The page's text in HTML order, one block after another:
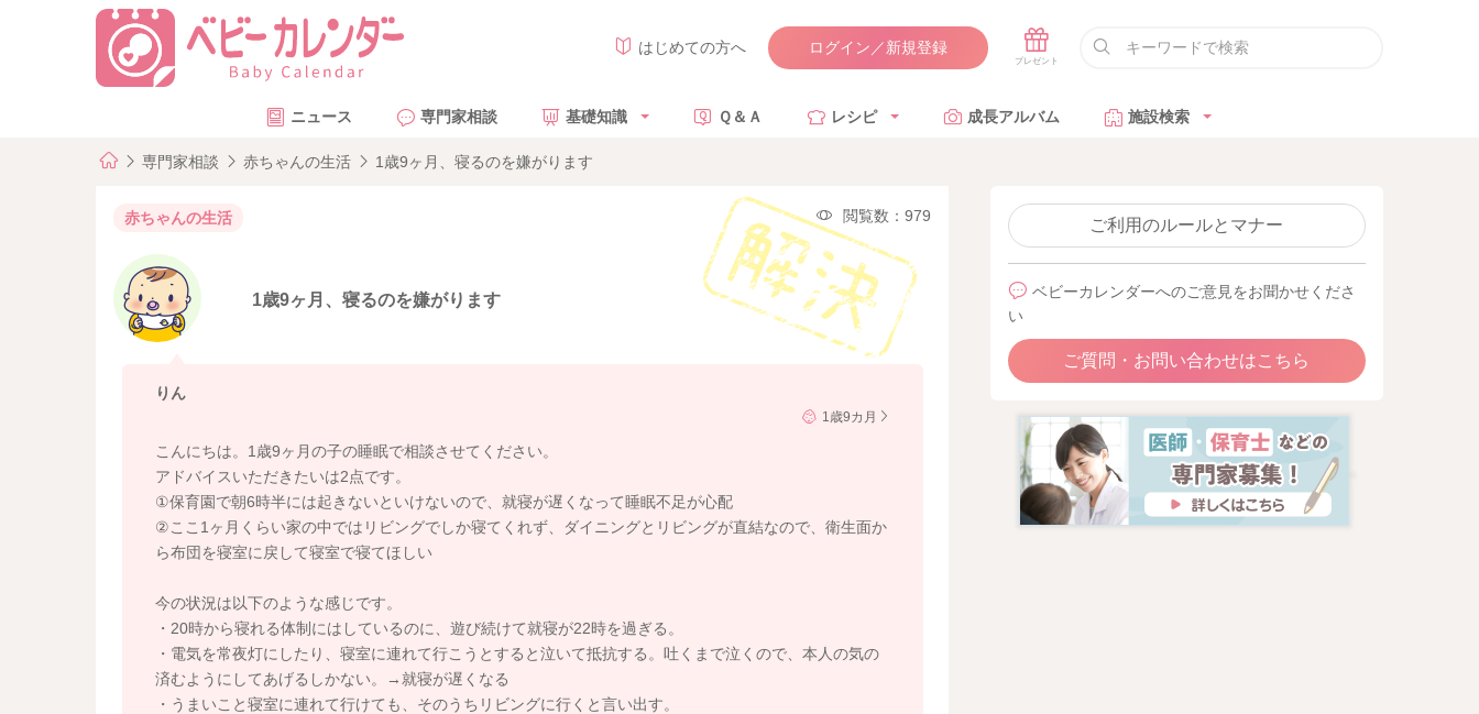
はじめての方へ ログイン／新規登録
ニュース 専門家相談 基礎知識 Ｑ＆Ａ レシピ 成長アルバム 施設検索
専門家相談 赤ちゃんの生活 1歳9ヶ月、寝るのを嫌がります
赤ちゃんの生活 閲覧数：979
1歳9ヶ月、寝るのを嫌がります
りん
1歳9カ月
こんにちは。1歳9ヶ月の子の睡眠で相談させてください。
アドバイスいただきたいは2点です。
①保育園で朝6時半には起きないといけないので、就寝が遅くなって睡眠不足が心配
②ここ1ヶ月くらい家の中ではリビングでしか寝てくれず、ダイニングとリビングが直結なので、衛生面か
ら布団を寝室に戻して寝室で寝てほしい
今の状況は以下のような感じです。
・20時から寝れる体制にはしているのに、遊び続けて就寝が22時を過ぎる。
・電気を常夜灯にしたり、寝室に連れて行こうとすると泣いて抵抗する。吐くまで泣くので、本人の気の
済むようにしてあげるしかない。→就寝が遅くなる
・うまいこと寝室に連れて行けても、そのうちリビングに行くと言い出す。
ご利用のルールとマナー
ベビーカレンダーへのご意見をお聞かせくださ
い
ご質問・お問い合わせはこちら